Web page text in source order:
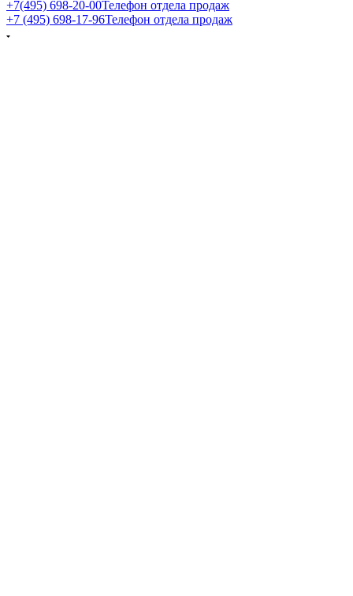
+7(495) 698-20-00Телефон отдела продаж
+7 (495) 698-17-96Телефон отдела продаж